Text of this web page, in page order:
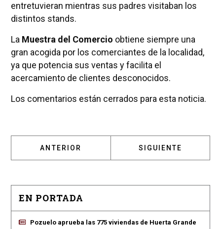
entretuvieran mientras sus padres visitaban los
distintos stands.
La Muestra del Comercio obtiene siempre una
gran acogida por los comerciantes de la localidad,
ya que potencia sus ventas y facilita el
acercamiento de clientes desconocidos.
Los comentarios están cerrados para esta noticia.
ARTÍCULO ANTERIOR: POZUELO DE
ANTERIOR ARTÍCULO
SIGUIENTE
EN PORTADA
Pozuelo aprueba las 775 viviendas de Huerta Grande